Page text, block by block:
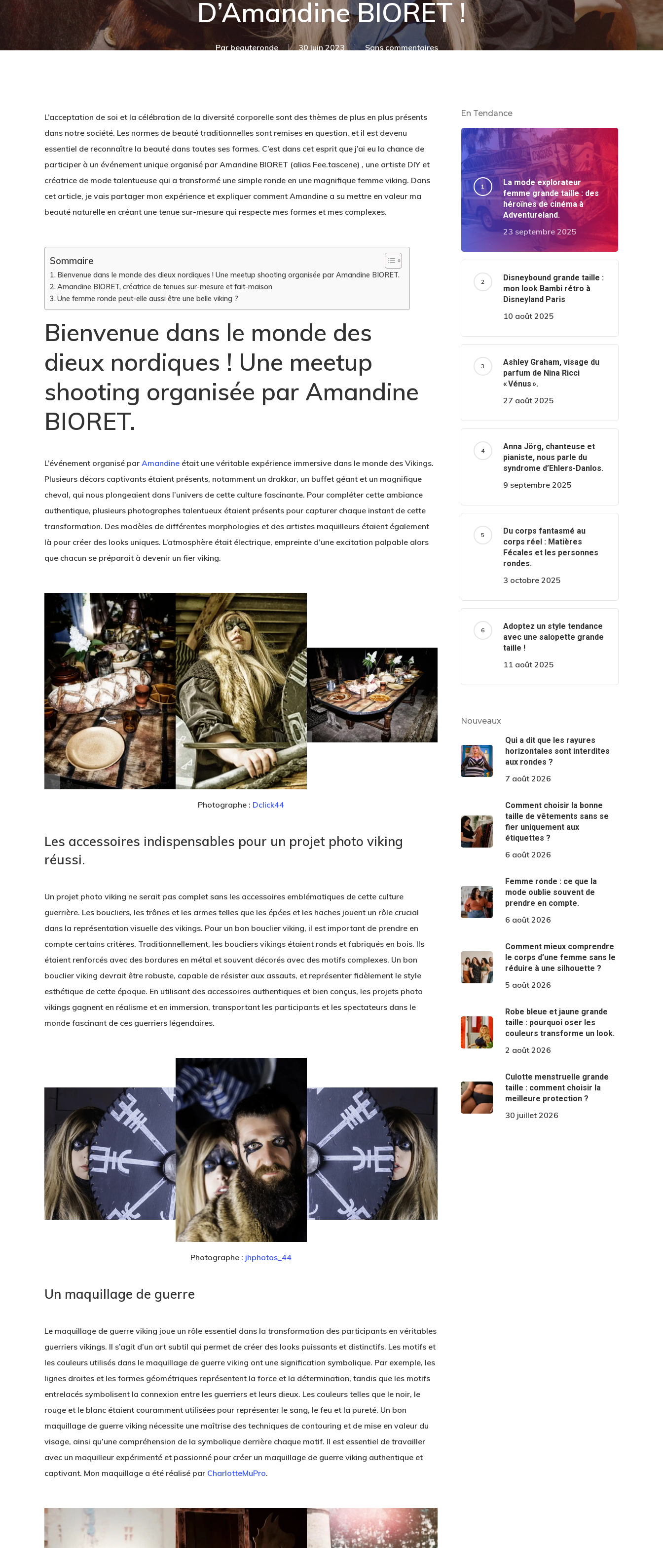
Hit enter to search or ESC to close
D’Amandine BIORET !
Par beauteronde 30 juin 2023 Sans commentaires
L’acceptation de soi et la célébration de la diversité corporelle sont des thèmes de plus en plus présents
dans notre société. Les normes de beauté traditionnelles sont remises en question, et il est devenu
essentiel de reconnaître la beauté dans toutes ses formes. C’est dans cet esprit que j’ai eu la chance de
participer à un événement unique organisé par Amandine BIORET (alias Fee.tascene) , une artiste DIY et
créatrice de mode talentueuse qui a transformé une simple ronde en une magnifique femme viking. Dans
cet article, je vais partager mon expérience et expliquer comment Amandine a su mettre en valeur ma
beauté naturelle en créant une tenue sur-mesure qui respecte mes formes et mes complexes.
Sommaire
Bienvenue dans le monde des dieux nordiques ! Une meetup shooting organisée par Amandine BIORET.
Amandine BIORET, créatrice de tenues sur-mesure et fait-maison
Une femme ronde peut-elle aussi être une belle viking ?
Bienvenue dans le monde des
dieux nordiques ! Une meetup
shooting organisée par Amandine
BIORET.
L’événement organisé par Amandine était une véritable expérience immersive dans le monde des Vikings.
Plusieurs décors captivants étaient présents, notamment un drakkar, un buffet géant et un magnifique
cheval, qui nous plongeaient dans l’univers de cette culture fascinante. Pour compléter cette ambiance
authentique, plusieurs photographes talentueux étaient présents pour capturer chaque instant de cette
transformation. Des modèles de différentes morphologies et des artistes maquilleurs étaient également
là pour créer des looks uniques. L’atmosphère était électrique, empreinte d’une excitation palpable alors
que chacun se préparait à devenir un fier viking.
Photographe : Dclick44
Les accessoires indispensables pour un projet photo viking
réussi.
Un projet photo viking ne serait pas complet sans les accessoires emblématiques de cette culture
guerrière. Les boucliers, les trônes et les armes telles que les épées et les haches jouent un rôle crucial
dans la représentation visuelle des vikings. Pour un bon bouclier viking, il est important de prendre en
compte certains critères. Traditionnellement, les boucliers vikings étaient ronds et fabriqués en bois. Ils
étaient renforcés avec des bordures en métal et souvent décorés avec des motifs complexes. Un bon
bouclier viking devrait être robuste, capable de résister aux assauts, et représenter fidèlement le style
esthétique de cette époque. En utilisant des accessoires authentiques et bien conçus, les projets photo
vikings gagnent en réalisme et en immersion, transportant les participants et les spectateurs dans le
monde fascinant de ces guerriers légendaires.
Photographe : jhphotos_44
Un maquillage de guerre
Le maquillage de guerre viking joue un rôle essentiel dans la transformation des participants en véritables
guerriers vikings. Il s’agit d’un art subtil qui permet de créer des looks puissants et distinctifs. Les motifs et
les couleurs utilisés dans le maquillage de guerre viking ont une signification symbolique. Par exemple, les
lignes droites et les formes géométriques représentent la force et la détermination, tandis que les motifs
entrelacés symbolisent la connexion entre les guerriers et leurs dieux. Les couleurs telles que le noir, le
rouge et le blanc étaient couramment utilisées pour représenter le sang, le feu et la pureté. Un bon
maquillage de guerre viking nécessite une maîtrise des techniques de contouring et de mise en valeur du
visage, ainsi qu’une compréhension de la symbolique derrière chaque motif. Il est essentiel de travailler
avec un maquilleur expérimenté et passionné pour créer un maquillage de guerre viking authentique et
captivant. Mon maquillage a été réalisé par CharlotteMuPro.
En Tendance
La mode explorateur
femme grande taille : des
héroïnes de cinéma à
Adventureland.
23 septembre 2025
Disneybound grande taille :
mon look Bambi rétro à
Disneyland Paris
10 août 2025
Ashley Graham, visage du
parfum de Nina Ricci
« Vénus ».
27 août 2025
Anna Jörg, chanteuse et
pianiste, nous parle du
syndrome d’Ehlers-Danlos.
9 septembre 2025
Du corps fantasmé au
corps réel : Matières
Fécales et les personnes
rondes.
3 octobre 2025
Adoptez un style tendance
avec une salopette grande
taille !
11 août 2025
Nouveaux
Qui a dit que les rayures
horizontales sont interdites
aux rondes ?
7 août 2026
Comment choisir la bonne
taille de vêtements sans se
fier uniquement aux
étiquettes ?
6 août 2026
Femme ronde : ce que la
mode oublie souvent de
prendre en compte.
6 août 2026
Comment mieux comprendre
le corps d’une femme sans le
réduire à une silhouette ?
5 août 2026
Robe bleue et jaune grande
taille : pourquoi oser les
couleurs transforme un look.
2 août 2026
Culotte menstruelle grande
taille : comment choisir la
meilleure protection ?
30 juillet 2026